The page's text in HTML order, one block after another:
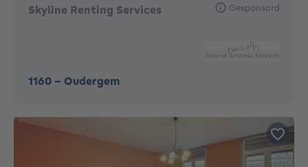
Skyline Renting Services
1160 - Oudergem
Gesponsord